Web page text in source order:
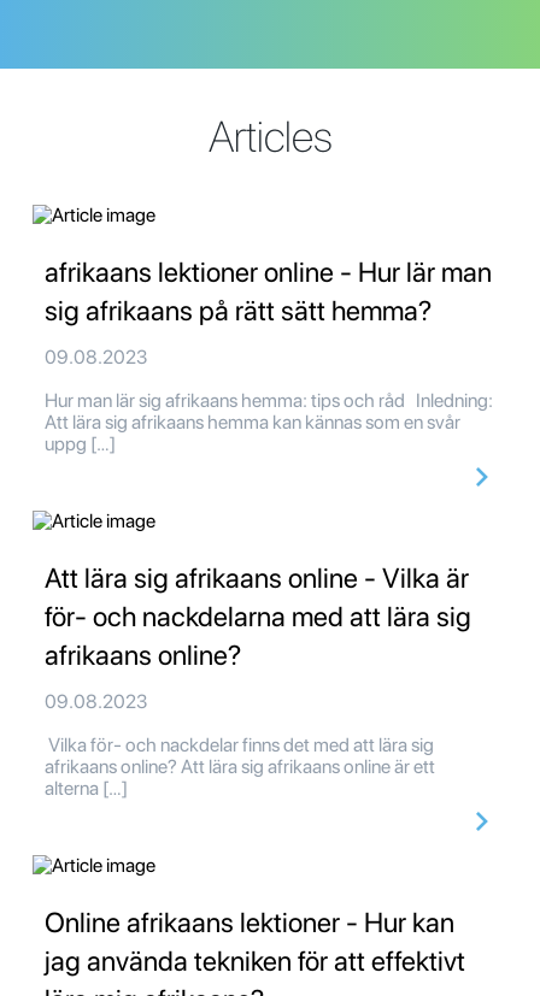
Articles
afrikaans lektioner online - Hur lär man
sig afrikaans på rätt sätt hemma?
09.08.2023
Hur man lär sig afrikaans hemma: tips och råd Inledning:
Att lära sig afrikaans hemma kan kännas som en svår
uppg […]
Att lära sig afrikaans online - Vilka är
för- och nackdelarna med att lära sig
afrikaans online?
09.08.2023
Vilka för- och nackdelar finns det med att lära sig
afrikaans online? Att lära sig afrikaans online är ett
alterna […]
Online afrikaans lektioner - Hur kan
jag använda tekniken för att effektivt